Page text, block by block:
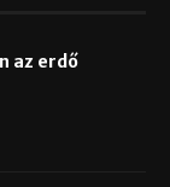
az erdő